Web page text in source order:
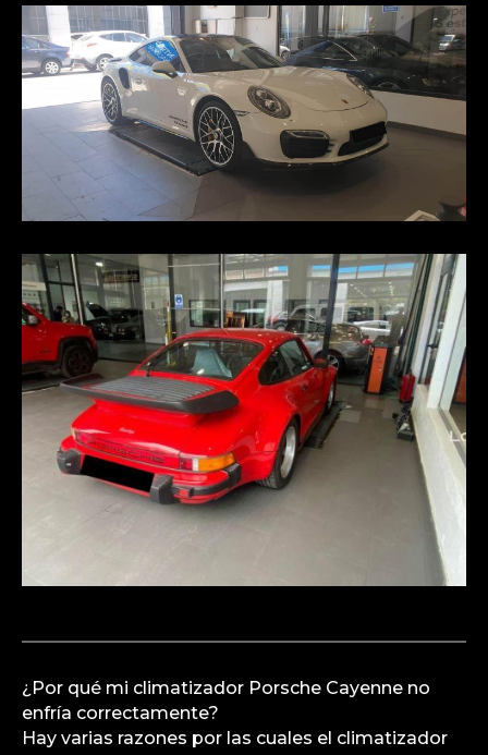
¿Por qué mi climatizador Porsche Cayenne no
enfría correctamente?
Hay varias razones por las cuales el climatizador